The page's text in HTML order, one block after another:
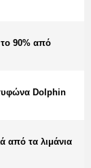
90% από
Dolphin
από τα λιμάνια